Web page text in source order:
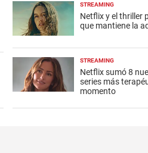
STREAMING
Netflix y el thriller
que mantiene la
STREAMING
Netflix sumó 8
series más
momento